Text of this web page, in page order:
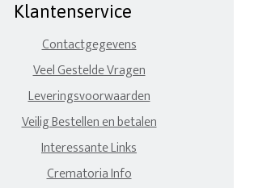
Klantenservice
Contactgegevens
Veel Gestelde Vragen
Leveringsvoorwaarden
Veilig Bestellen en betalen
Interessante Links
Crematoria Info